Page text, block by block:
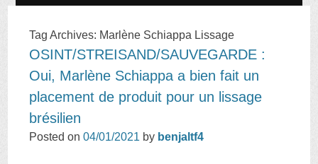
TO
CONTENT
Tag Archives: Marlène Schiappa Lissage
OSINT/STREISAND/SAUVEGARDE :
Oui, Marlène Schiappa a bien fait un
placement de produit pour un lissage
brésilien
Posted on04/01/2021 by benjaltf4